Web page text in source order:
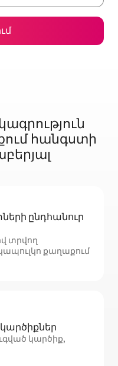
հանգստի
ընդհանուր
տրվող
քաղաքում
կարծիք,